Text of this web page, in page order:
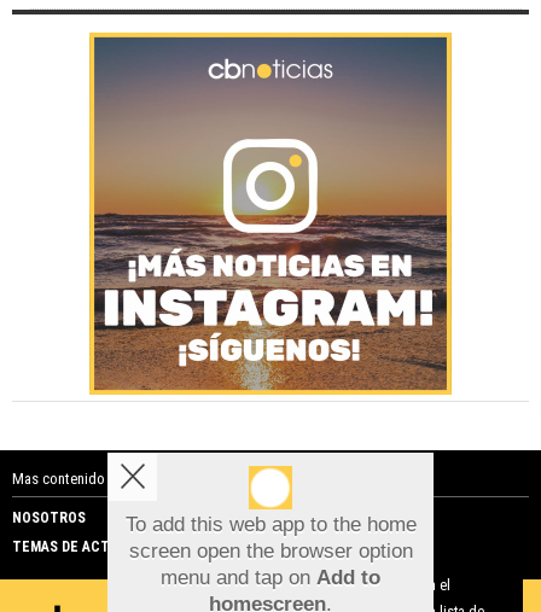
Mas contenido de Costa Blanca Noticias:
NOSOTROS
PUBLICIDAD
TEMAS DE ACTUALIDAD
To add this web app to the home
screen open the browser option
menu and tap on Add to
homescreen.
Aviso sobre el Uso de cookies:
Utilizamos cookies nuestras y de terceros para el